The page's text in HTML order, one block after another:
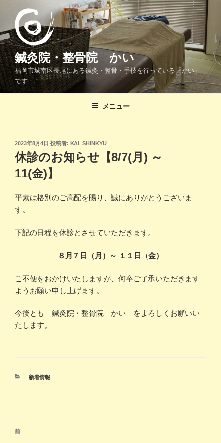
テ
ン
ツ
へ
ス
キ
鍼灸院・整骨院 かい
福岡市城南区長尾にある鍼灸・整骨・手技を行っている「かい」
です
メニュー
投
稿
日:
2023年8月4日 投稿者: KAI_SHINKYU
休診のお知らせ【8/7(月) ～
11(金)】
平素は格別のご高配を賜り、誠にありがとうございま
す。
下記の日程を休診とさせていただきます。
８月７日（月）～ １１日（金）
ご不便をおかけいたしますが、何卒ご了承いただきます
ようお願い申し上げます。
今後とも 鍼灸院・整骨院 かい をよろしくお願いい
たします。
カ
新着情報
投
前
前